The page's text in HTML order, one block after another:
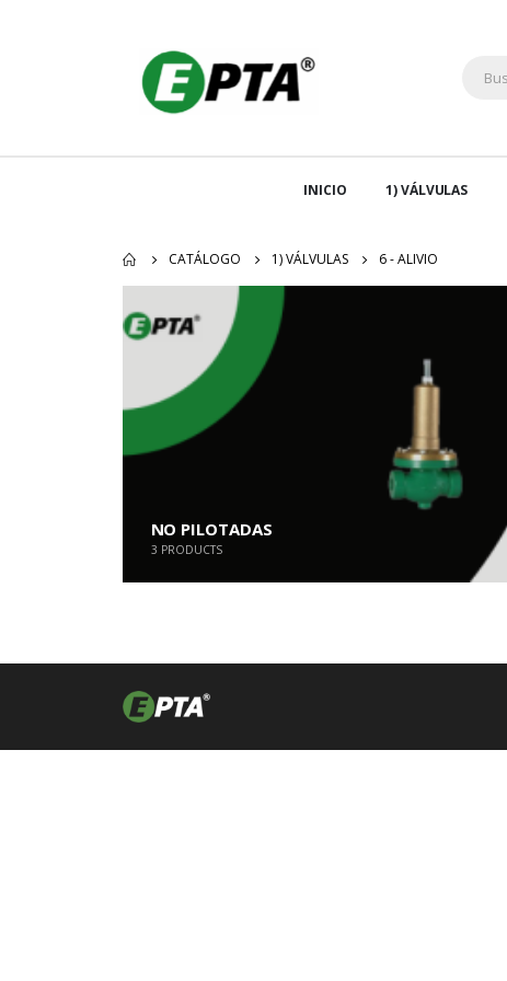
INICIO 1) VÁLVULAS
CATÁLOGO 1) VÁLVULAS 6 - ALIVIO
NO PILOTADAS
3 PRODUCTS